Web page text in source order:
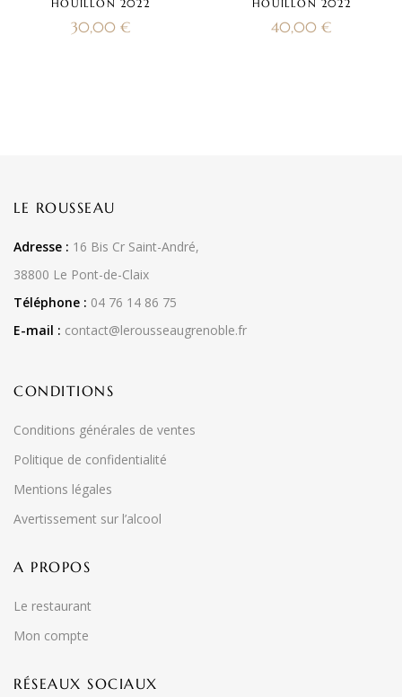
HOUILLON 2022
30,00 €
HOUILLON 2022
40,00 €
LE ROUSSEAU
Adresse : 16 Bis Cr Saint-André,
38800 Le Pont-de-Claix
Téléphone : 04 76 14 86 75
E-mail : contact@lerousseaugrenoble.fr
CONDITIONS
Conditions générales de ventes
Politique de confidentialité
Mentions légales
Avertissement sur l’alcool
A PROPOS
Le restaurant
Mon compte
RÉSEAUX SOCIAUX